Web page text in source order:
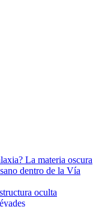
La materia oscura
dentro de la Vía
oculta